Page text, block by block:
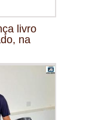
livro
na